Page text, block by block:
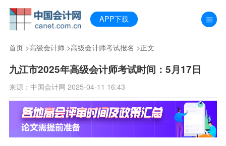
APP下载
首页>高级会计师>高级会计师考试报名 >正文
九江市2025年高级会计师考试时间：5月17日
来源：中国会计网 2025-04-11 16:43